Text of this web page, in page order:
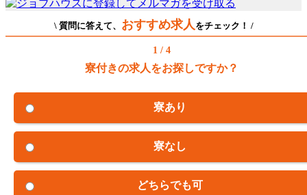
\ 質問に答えて、 おすすめ求人 をチェック！ /
1 / 4
寮付きの求人をお探しですか？
寮あり
寮なし
どちらでも可